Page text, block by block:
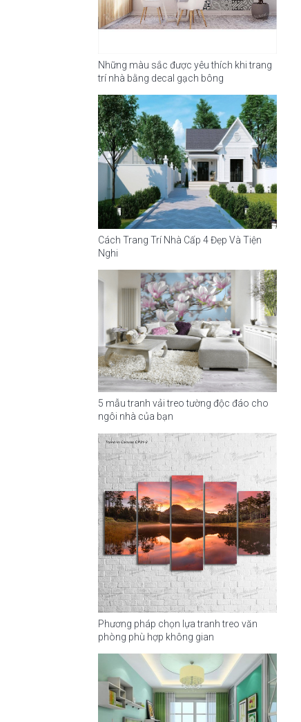
Những màu sắc được yêu thích khi trang
trí nhà bằng decal gạch bông
Cách Trang Trí Nhà Cấp 4 Đẹp Và Tiện
Nghi
5 mẫu tranh vải treo tường độc đáo cho
ngôi nhà của bạn
Phương pháp chọn lựa tranh treo văn
phòng phù hợp không gian